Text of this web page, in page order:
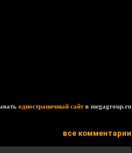
одностраничный сайтв megagroup.ru
все комментарии